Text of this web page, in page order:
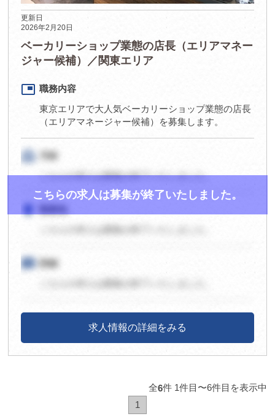
更新日
2026年2月20日
ベーカリーショップ業態の店長（エリアマネー
ジャー候補）／関東エリア
picture_in_picture 職務内容
東京エリアで大人気ベーカリーショップ業態の店長
（エリアマネージャー候補）を募集します。
こちらの求人は募集が終了いたしました。
card_travel
月給
こちらの求人は募集が終了いたしました。
room
speaker_notes
詳細
求人情報の詳細をみる
全6件 1件目〜6件目を表示中
1